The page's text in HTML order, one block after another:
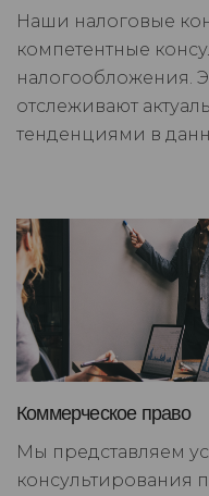
Наши налоговые
компетентные
налогообложения.
отслеживают
тенденциями в
Коммерческое право
Мы представляем
консультирования